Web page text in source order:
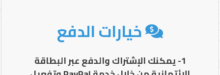
خيارات الدفع
1- يمكنك الإشتراك والدفع عبر البطاقة